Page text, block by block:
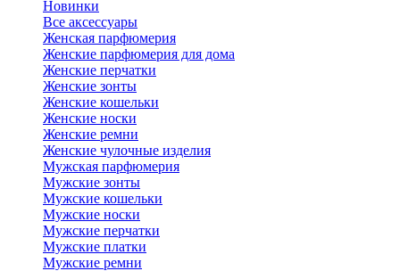
Новинки
Все аксессуары
Женская парфюмерия
Женские парфюмерия для дома
Женские перчатки
Женские зонты
Женские кошельки
Женские носки
Женские ремни
Женские чулочные изделия
Мужская парфюмерия
Мужские зонты
Мужские кошельки
Мужские носки
Мужские перчатки
Мужские платки
Мужские ремни